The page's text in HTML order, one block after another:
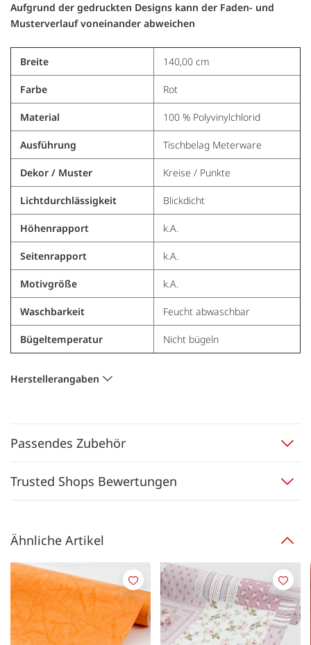
Aufgrund der gedruckten Designs kann der Faden- und
Musterverlauf voneinander abweichen
Breite 140,00 cm
Farbe Rot
Material 100 % Polyvinylchlorid
Ausführung Tischbelag Meterware
Dekor / Muster Kreise / Punkte
Lichtdurchlässigkeit Blickdicht
Höhenrapport k.A.
Seitenrapport k.A.
Motivgröße k.A.
Waschbarkeit Feucht abwaschbar
Bügeltemperatur Nicht bügeln
Herstellerangaben
Passendes Zubehör
Trusted Shops Bewertungen
Ähnliche Artikel
Merken